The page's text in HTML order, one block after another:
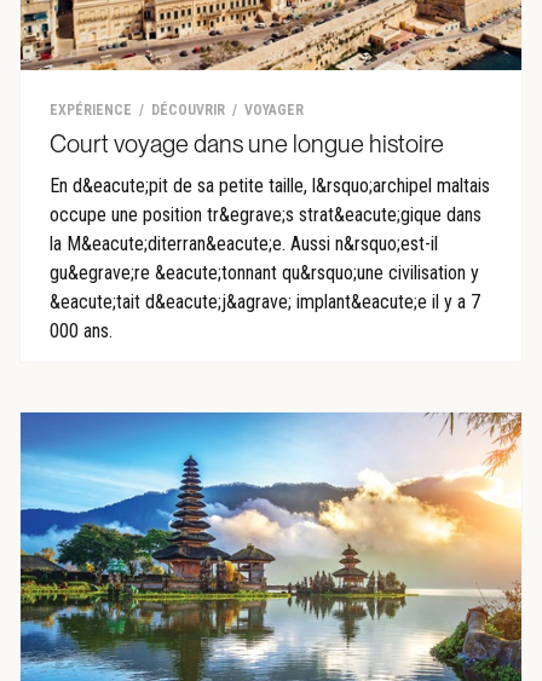
EXPÉRIENCE DÉCOUVRIR VOYAGER
Court voyage dans une longue histoire
En d&eacute;pit de sa petite taille, l&rsquo;archipel maltais
occupe une position tr&egrave;s strat&eacute;gique dans
la M&eacute;diterran&eacute;e. Aussi n&rsquo;est-il
gu&egrave;re &eacute;tonnant qu&rsquo;une civilisation y
&eacute;tait d&eacute;j&agrave; implant&eacute;e il y a 7
000 ans.